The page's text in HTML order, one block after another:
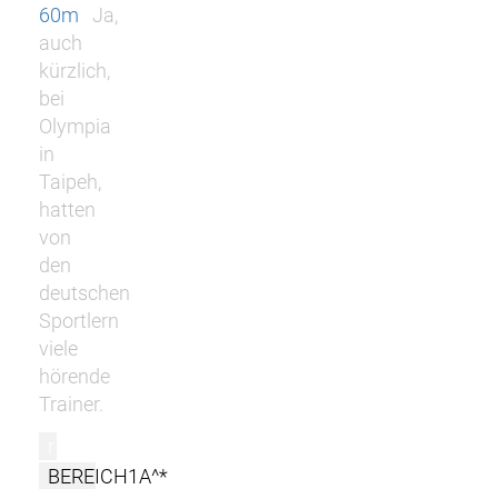
60m
Ja,
auch
kürzlich,
bei
Olympia
in
Taipeh,
hatten
von
den
deutschen
Sportlern
viele
hörende
Trainer.
BEREICH1A^*